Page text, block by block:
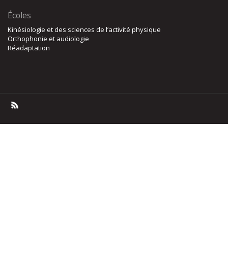
Écoles
Kinésiologie et des sciences de l’activité physique
Orthophonie et audiologie
Réadaptation